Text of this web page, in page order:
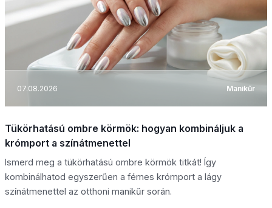
07.08.2026 Manikűr
Tükörhatású ombre körmök: hogyan kombináljuk a
krómport a színátmenettel
Ismerd meg a tükörhatású ombre körmök titkát! Így
kombinálhatod egyszerűen a fémes krómport a lágy
színátmenettel az otthoni manikűr során.